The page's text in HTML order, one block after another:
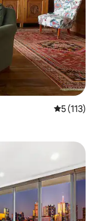
5 (113)